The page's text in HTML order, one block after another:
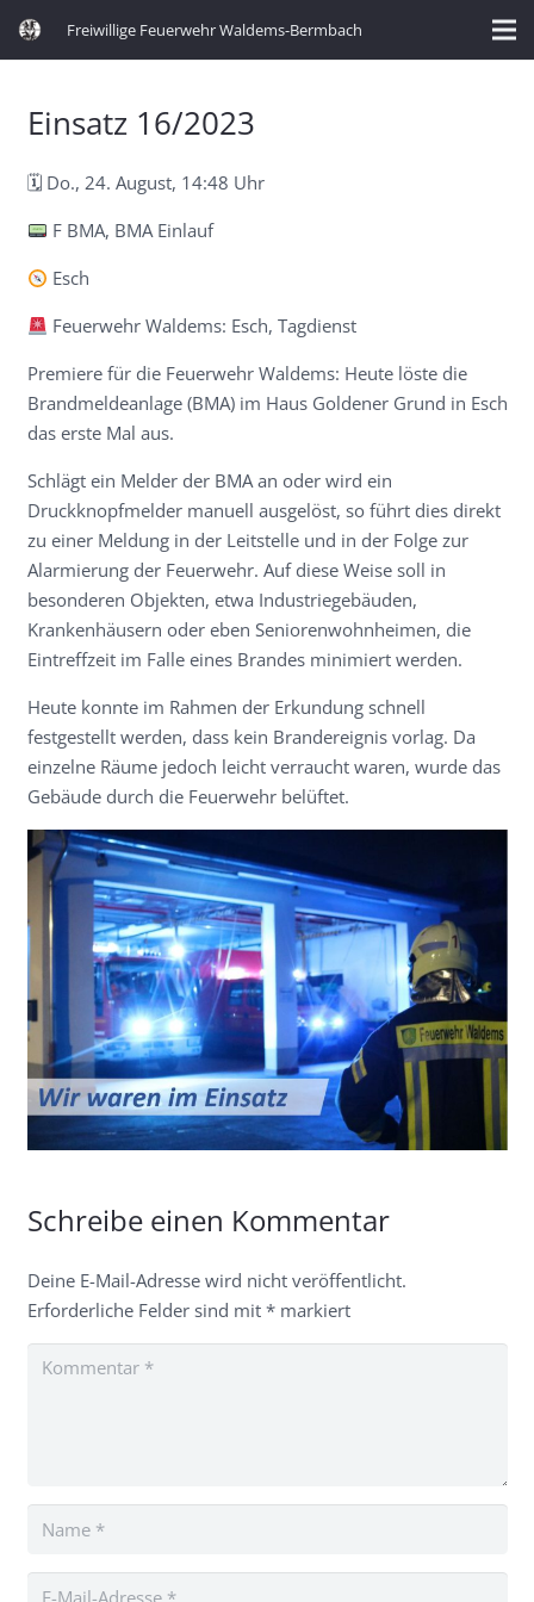
Freiwillige Feuerwehr Waldems-Bermbach
Einsatz 16/2023
🗓 Do., 24. August, 14:48 Uhr
F BMA, BMA Einlauf
Esch
Feuerwehr Waldems: Esch, Tagdienst
Premiere für die Feuerwehr Waldems: Heute löste die
Brandmeldeanlage (BMA) im Haus Goldener Grund in Esch
das erste Mal aus.
Schlägt ein Melder der BMA an oder wird ein
Druckknopfmelder manuell ausgelöst, so führt dies direkt
zu einer Meldung in der Leitstelle und in der Folge zur
Alarmierung der Feuerwehr. Auf diese Weise soll in
besonderen Objekten, etwa Industriegebäuden,
Krankenhäusern oder eben Seniorenwohnheimen, die
Eintreffzeit im Falle eines Brandes minimiert werden.
Heute konnte im Rahmen der Erkundung schnell
festgestellt werden, dass kein Brandereignis vorlag. Da
einzelne Räume jedoch leicht verraucht waren, wurde das
Gebäude durch die Feuerwehr belüftet.
Schreibe einen Kommentar
Deine E-Mail-Adresse wird nicht veröffentlicht.
Erforderliche Felder sind mit *markiert